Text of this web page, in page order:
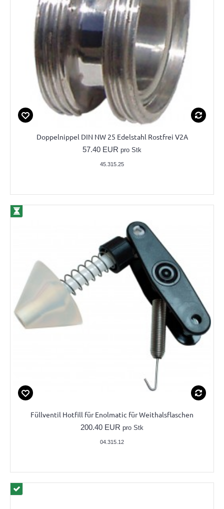
Doppelnippel DIN NW 25 Edelstahl Rostfrei V2A
57.40 EUR pro Stk
45.315.25
Füllventil Hotfill für Enolmatic für Weithalsflaschen
200.40 EUR pro Stk
04.315.12